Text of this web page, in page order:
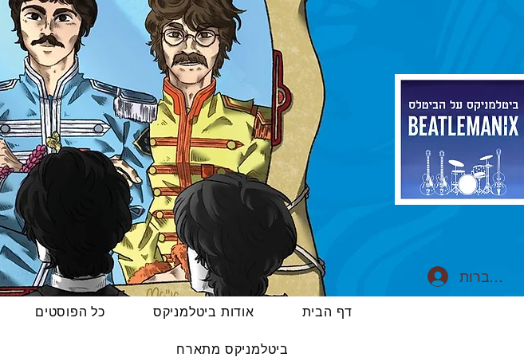
דף הבית אודות ביטלמניקס כל הפוסטים
ביטלמניקס מתארח